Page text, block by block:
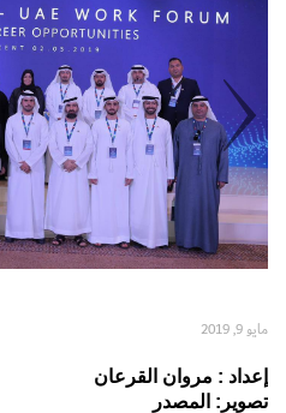
مايو 9, 2019
إعداد : مروان القرعان
تصوير: المصدر
Set Youtube Channel ID